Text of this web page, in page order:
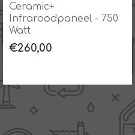
Ceramic+
Infraroodpaneel - 1000
Watt
€300,00